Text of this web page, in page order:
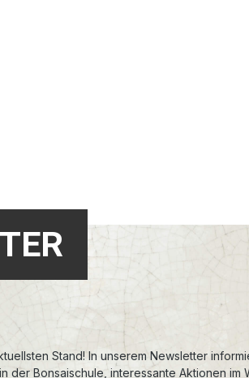
Stand! In unserem Newsletter
der Bonsaischule, interessante Aktionen